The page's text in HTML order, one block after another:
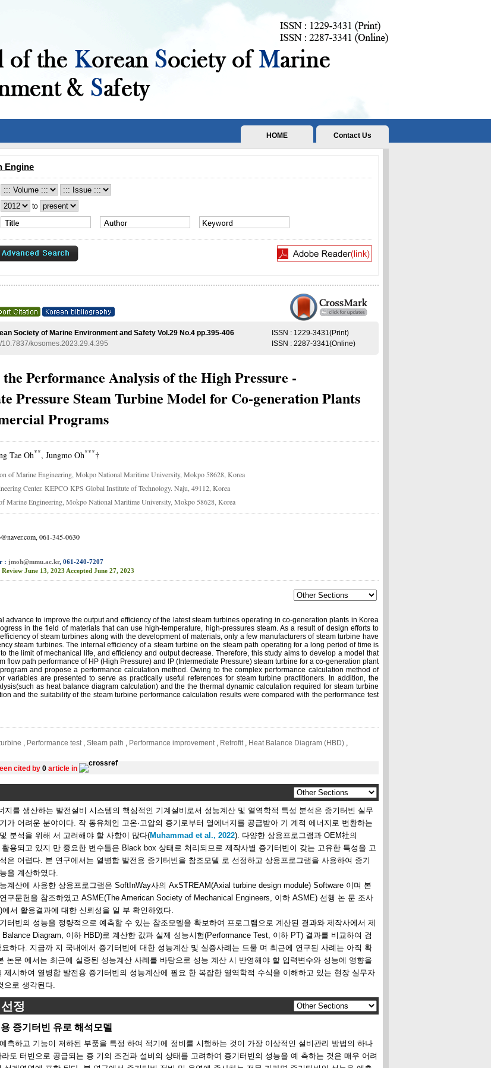
Contact Us
HOME
Engine
to
ISSN : 1229-3431(Print)
ISSN : 2287-3341(Online)
Society of Marine Environment and Safety Vol.29 No.4 pp.395-406
10.7837/kosomes.2023.29.4.395
Performance Analysis of the High Pressure -
Pressure Steam Turbine Model for Co-generation Plants
Programs
Tae Oh**, Jungmo Oh***†
of Marine Engineering, Mokpo National Maritime University, Mokpo 58628, Korea
Center. KEPCO KPS Global Institute of Technology. Naju, 49112, Korea
Marine Engineering, Mokpo National Maritime University, Mokpo 58628, Korea
061-345-0630
: jmoh@mmu.ac.kr, 061-240-7207
Review June 13, 2023 Accepted June 27, 2023
advance to improve the output and efficiency of the latest steam turbines operating in co-generation plants in Korea
in the field of materials that can use high-temperature, high-pressures steam. As a result of design efforts to
of steam turbines along with the development of materials, only a few manufacturers of steam turbine have
steam turbines. The internal efficiency of a steam turbine on the steam path operating for a long period of time is
the limit of mechanical life, and efficiency and output decrease. Therefore, this study aims to develop a model that
flow path performance of HP (High Pressure) and IP (Intermediate Pressure) steam turbine for a co-generation plant
and propose a performance calculation method. Owing to the complex performance calculation method of
variables are presented to serve as practically useful references for steam turbine practitioners. In addition, the
as heat balance diagram calculation) and the the thermal dynamic calculation required for steam turbine
and the suitability of the steam turbine performance calculation results were compared with the performance test
, Performance test , Steam path , Performance improvement , Retrofit , Heat Balance Diagram (HBD) ,
cited by 0 article in
지를 생산하는 발전설비 시스템의 핵심적인 기계설비로서 성능계산 및 열역학적 특성 분석은 증기터빈 실무
가 어려운 분야이다. 작 동유체인 고온·고압의 증기로부터 열에너지를 공급받아 기 계적 에너지로 변환하는
분석을 위해 서 고려해야 할 사항이 많다(Muhammad et al., 2022). 다양한 상용프로그램과 OEM社의
활용되고 있지 만 중요한 변수들은 Black box 상태로 처리되므로 제작사별 증기터빈이 갖는 고유한 특성을 고
은 어렵다. 본 연구에서는 열병합 발전용 증기터빈을 참조모델 로 선정하고 상용프로그램을 사용하여 증기
을 계산하였다.
계산에 사용한 상용프로그램은 SoftInWay사의 AxSTREAM(Axial turbine design module) Software 이며 본
구문헌을 참조하였고 ASME(The American Society of Mechanical Engineers, 이하 ASME) 선행 논 문 조사
)에서 활용결과에 대한 신뢰성을 일 부 확인하였다.
터빈의 성능을 정량적으로 예측할 수 있는 참조모델을 확보하여 프로그램으로 계산된 결과와 제작사에서 제
Diagram, 이하 HBD)로 계산한 값과 실제 성능시험(Performance Test, 이하 PT) 결과를 비교하여 검
하다. 지금까 지 국내에서 증기터빈에 대한 성능계산 및 실증사례는 드물 며 최근에 연구된 사례는 아직 확
논문 에서는 최근에 실증된 성능계산 사례를 바탕으로 성능 계산 시 반영해야 할 입력변수와 성능에 영향을
제시하여 열병합 발전용 증기터빈의 성능계산에 필요 한 복잡한 열역학적 수식을 이해하고 있는 현장 실무자
으로 생각된다.
정
증기터빈 유로 해석모델
측하고 기능이 저하된 부품을 특정 하여 적기에 정비를 시행하는 것이 가장 이상적인 설비관리 방법의 하나
도 터빈으로 공급되는 증 기의 조건과 설비의 상태를 고려하여 증기터빈의 성능을 예 측하는 것은 매우 어려